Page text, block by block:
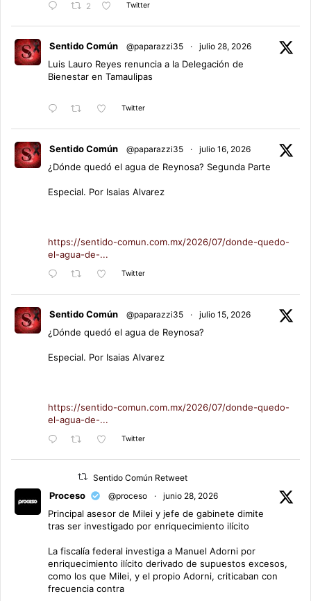
2 Twitter
Sentido Común @paparazzi35 · julio 28, 2026
Luis Lauro Reyes renuncia a la Delegación de
Bienestar en Tamaulipas
Twitter
Sentido Común @paparazzi35 · julio 16, 2026
¿Dónde quedó el agua de Reynosa? Segunda Parte
Especial. Por Isaias Alvarez
https://sentido-comun.com.mx/2026/07/donde-quedo-
el-agua-de-...
Twitter
Sentido Común @paparazzi35 · julio 15, 2026
¿Dónde quedó el agua de Reynosa?
Especial. Por Isaias Alvarez
https://sentido-comun.com.mx/2026/07/donde-quedo-
el-agua-de-...
Twitter
Sentido Común Retweet
Proceso @proceso · junio 28, 2026
Principal asesor de Milei y jefe de gabinete dimite
tras ser investigado por enriquecimiento ilícito
La fiscalía federal investiga a Manuel Adorni por
enriquecimiento ilícito derivado de supuestos excesos,
como los que Milei, y el propio Adorni, criticaban con
frecuencia contra